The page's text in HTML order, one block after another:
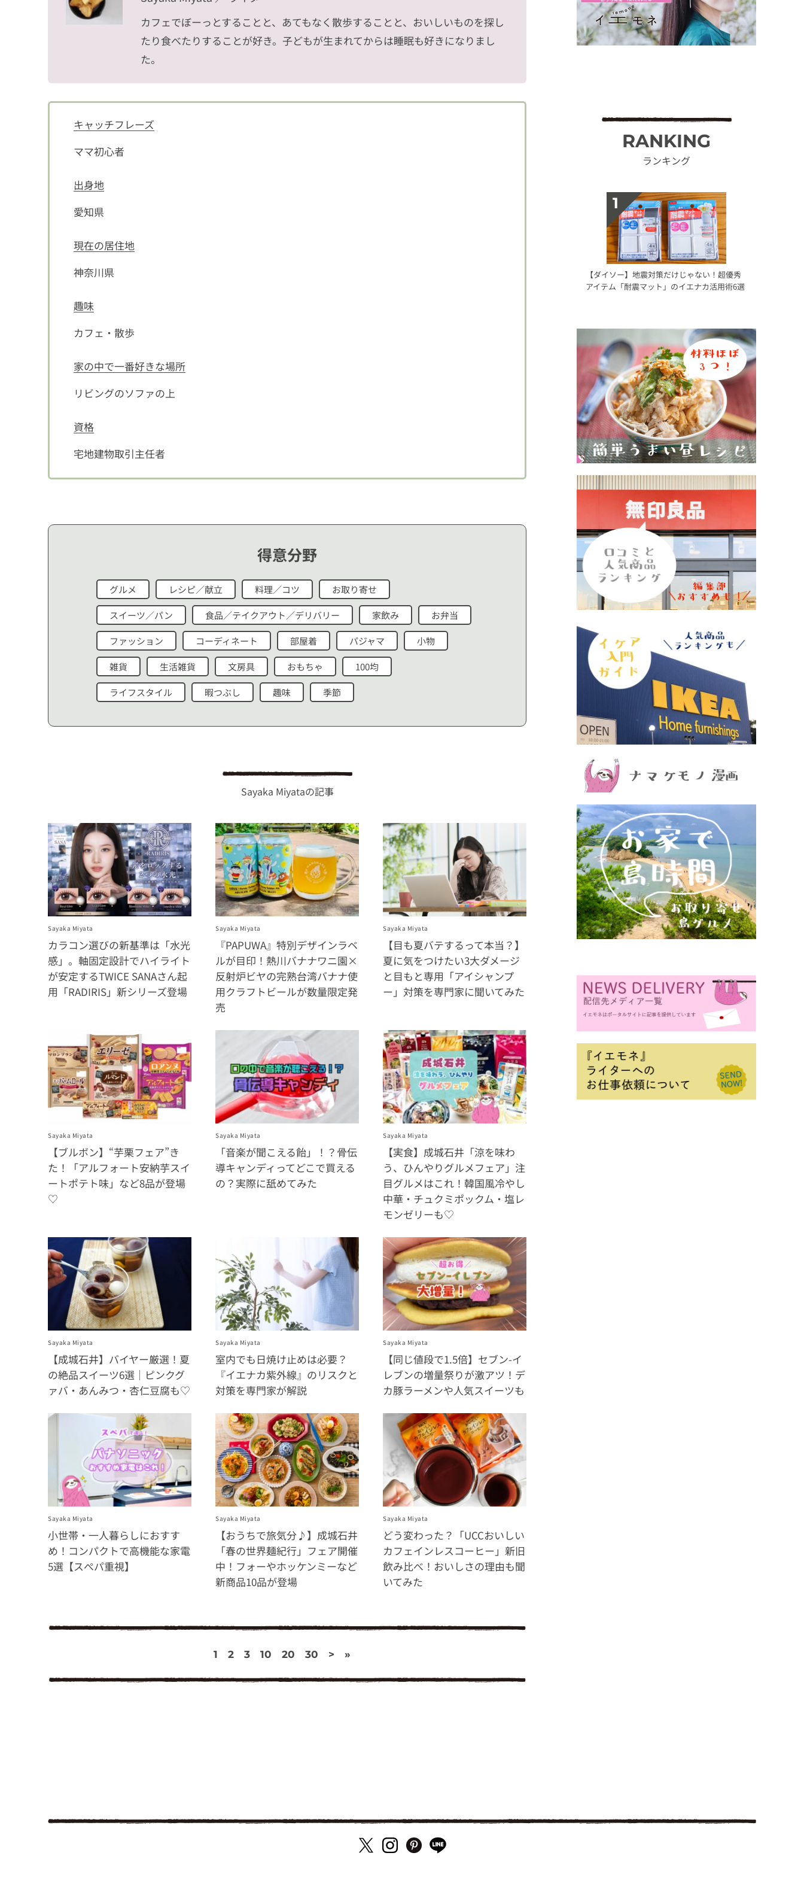
カフェでぼーっとすることと、あてもなく散歩することと、おいしいものを探し
たり食べたりすることが好き。子どもが生まれてからは睡眠も好きになりまし
た。
キャッチフレーズ
ママ初心者
出身地
愛知県
現在の居住地
神奈川県
趣味
カフェ・散歩
家の中で一番好きな場所
リビングのソファの上
資格
宅地建物取引主任者
得意分野
グルメ レシピ／献立 料理／コツ お取り寄せ
スイーツ／パン 食品／テイクアウト／デリバリー 家飲み お弁当
ファッション コーディネート 部屋着 パジャマ 小物
雑貨 生活雑貨 文房具 おもちゃ 100均
ライフスタイル 暇つぶし 趣味 季節
Sayaka Miyataの記事
Sayaka Miyata
カラコン選びの新基準は「水光
感」。軸固定設計でハイライト
が安定するTWICE SANAさん起
用「RADIRIS」新シリーズ登場
Sayaka Miyata
『PAPUWA』特別デザインラベ
ルが目印！熱川バナナワニ園×
反射炉ビヤの完熟台湾バナナ使
用クラフトビールが数量限定発
売
Sayaka Miyata
【目も夏バテするって本当？】
夏に気をつけたい3大ダメージ
と目もと専用「アイシャンプ
ー」対策を専門家に聞いてみた
Sayaka Miyata
【ブルボン】“芋栗フェア”き
た！「アルフォート安納芋スイ
ートポテト味」など8品が登場
♡
Sayaka Miyata
「音楽が聞こえる飴」！？骨伝
導キャンディってどこで買える
の？実際に舐めてみた
Sayaka Miyata
【実食】成城石井「涼を味わ
う、ひんやりグルメフェア」注
目グルメはこれ！韓国風冷やし
中華・チュクミポックム・塩レ
モンゼリーも♡
Sayaka Miyata
【成城石井】バイヤー厳選！夏
の絶品スイーツ6選｜ピンクグ
ァバ・あんみつ・杏仁豆腐も♡
Sayaka Miyata
室内でも日焼け止めは必要？
『イエナカ紫外線』のリスクと
対策を専門家が解説
Sayaka Miyata
【同じ値段で1.5倍】セブン-イ
レブンの増量祭りが激アツ！デ
カ豚ラーメンや人気スイーツも
Sayaka Miyata
小世帯・一人暮らしにおすす
め！コンパクトで高機能な家電
5選【スぺパ重視】
Sayaka Miyata
【おうちで旅気分♪】成城石井
「春の世界麺紀行」フェア開催
中！フォーやホッケンミーなど
新商品10品が登場
Sayaka Miyata
どう変わった？「UCCおいしい
カフェインレスコーヒー」新旧
飲み比べ！おいしさの理由も聞
いてみた
1 2 3 10 20 30 > »
RANKING
ランキング
【ダイソー】地震対策だけじゃない！超優秀
アイテム「耐震マット」のイエナカ活用術6選